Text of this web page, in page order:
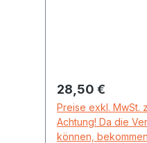
Regulärer Preis:
28,50 €
Preise exkl. MwSt.
Achtung! Da die
können,